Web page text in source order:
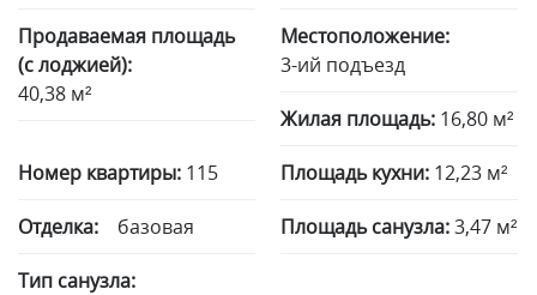
Продаваемая площадь
(с лоджией):
40,38 м²
Местоположение:
3-ий подъезд
Жилая площадь: 16,80 м²
Номер квартиры: 115 Площадь кухни: 12,23 м²
Отделка: базовая Площадь санузла: 3,47 м²
Тип санузла: